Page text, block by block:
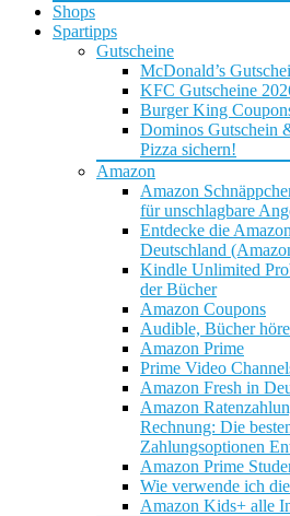
Shops
Spartipps
Gutscheine
McDonald’s
KFC Gutscheine
Burger King
Dominos Gutschein
Pizza sichern!
Amazon
Amazon
für unschlagbare
Entdecke die
Deutschland
Kindle Unlimited
der Bücher
Amazon Coupons
Audible, Bücher
Amazon Prime
Prime Video
Amazon Fresh in
Amazon
Rechnung: Die
Zahlungsoptionen
Amazon Prime
Wie verwende ich
Amazon Kids+ alle